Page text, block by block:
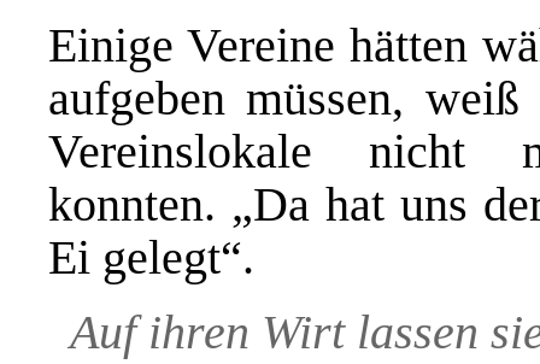
Einige Vereine hätten
aufgeben müssen,
Vereinslokale nicht
konnten. „Da hat uns
Ei gelegt“.
Auf ihren Wirt lassen